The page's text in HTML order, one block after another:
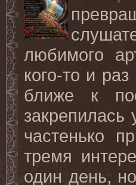
любимого
кого-то и
ближе к
частенько
тремя
один день,